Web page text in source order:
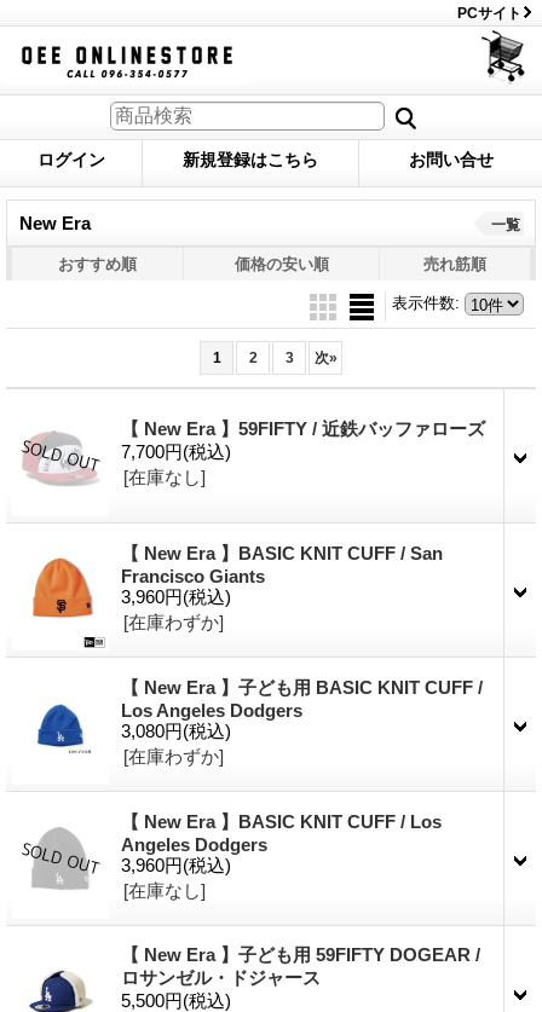
PCサイト
ログイン 新規登録はこちら お問い合せ
New Era 一覧
おすすめ順 価格の安い順 売れ筋順
表示件数:
1 2 3 次»
【 New Era 】59FIFTY / 近鉄バッファローズ
7,700円(税込)
[在庫なし]
【 New Era 】BASIC KNIT CUFF / San
Francisco Giants
3,960円(税込)
[在庫わずか]
【 New Era 】子ども用 BASIC KNIT CUFF /
Los Angeles Dodgers
3,080円(税込)
[在庫わずか]
【 New Era 】BASIC KNIT CUFF / Los
Angeles Dodgers
3,960円(税込)
[在庫なし]
【 New Era 】子ども用 59FIFTY DOGEAR /
ロサンゼル・ドジャース
5,500円(税込)